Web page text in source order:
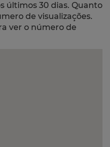
últimos 30 dias. Quanto
de visualizações.
ver o número de